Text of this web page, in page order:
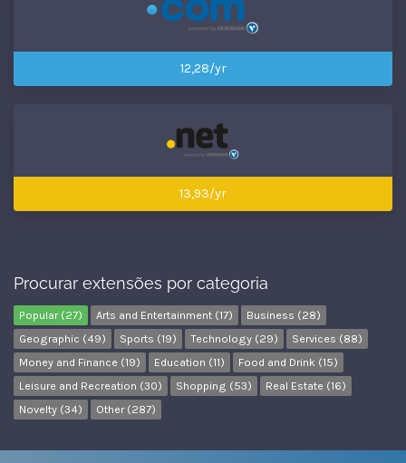
12,28/yr
13,93/yr
Procurar extensões por categoria
Popular (27) Arts and Entertainment (17)
Business (28)
Geographic (49)
Sports (19) Technology (29)
Services (88)
Money and Finance (19)
Education (11)
Food and Drink (15)
Leisure and Recreation (30)
Shopping (53)
Real Estate (16)
Novelty (34)
Other (287)